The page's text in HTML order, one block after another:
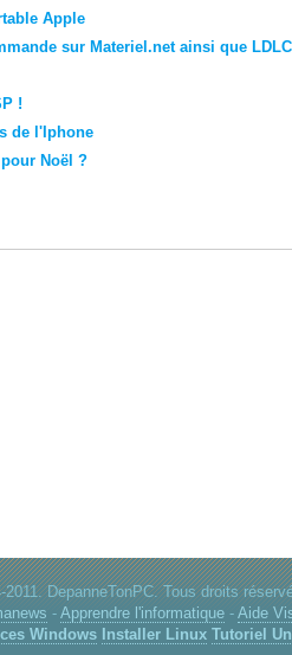
Apple
sur Materiel.net ainsi que LDLC
!
de l'Iphone
Noël ?
DepanneTonPC. Tous droits
- Apprendre l'informatique- Aide
Windows Installer Linux Tutoriel